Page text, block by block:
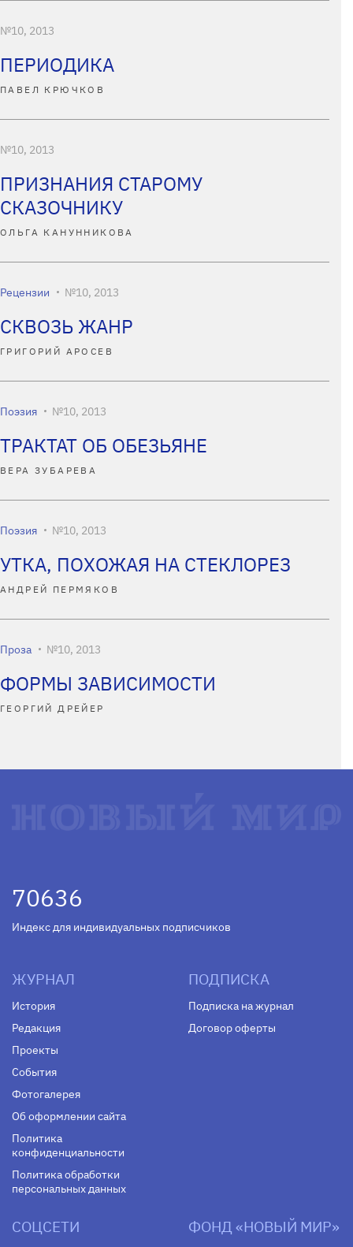
№10, 2013
ПЕРИОДИКА
ПАВЕЛ КРЮЧКОВ
№10, 2013
ПРИЗНАНИЯ СТАРОМУ
СКАЗОЧНИКУ
ОЛЬГА КАНУННИКОВА
Рецензии №10, 2013
СКВОЗЬ ЖАНР
ГРИГОРИЙ АРОСЕВ
Поэзия №10, 2013
ТРАКТАТ ОБ ОБЕЗЬЯНЕ
ВЕРА ЗУБАРЕВА
Поэзия №10, 2013
УТКА, ПОХОЖАЯ НА СТЕКЛОРЕЗ
АНДРЕЙ ПЕРМЯКОВ
Проза №10, 2013
ФОРМЫ ЗАВИСИМОСТИ
ГЕОРГИЙ ДРЕЙЕР
70636
Индекс для индивидуальных подписчиков
ЖУРНАЛ
История
Редакция
Проекты
События
Фотогалерея
Об оформлении сайта
Политика
конфиденциальности
Политика обработки
персональных данных
ПОДПИСКА
Подписка на журнал
Договор оферты
СОЦСЕТИ ФОНД «НОВЫЙ МИР»